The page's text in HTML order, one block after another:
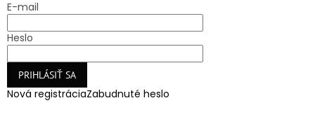
E-mail
Heslo
PRIHLÁSIŤ SA
Nová registráciaZabudnuté heslo